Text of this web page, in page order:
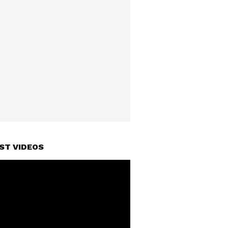
VIDEOS